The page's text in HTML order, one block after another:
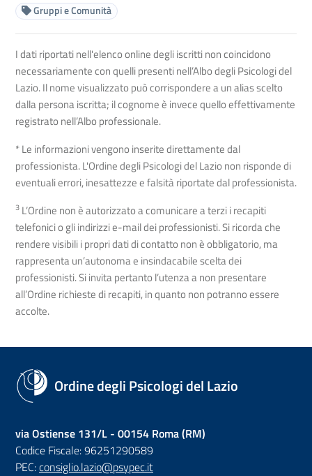
Gruppi e Comunità
I dati riportati nell'elenco online degli iscritti non coincidono
necessariamente con quelli presenti nell’Albo degli Psicologi del
Lazio. Il nome visualizzato può corrispondere a un alias scelto
dalla persona iscritta; il cognome è invece quello effettivamente
registrato nell’Albo professionale.
* Le informazioni vengono inserite direttamente dal
professionista. L'Ordine degli Psicologi del Lazio non risponde di
eventuali errori, inesattezze e falsità riportate dal professionista.
3 L’Ordine non è autorizzato a comunicare a terzi i recapiti
telefonici o gli indirizzi e-mail dei professionisti. Si ricorda che
rendere visibili i propri dati di contatto non è obbligatorio, ma
rappresenta un’autonoma e insindacabile scelta dei
professionisti. Si invita pertanto l’utenza a non presentare
all’Ordine richieste di recapiti, in quanto non potranno essere
accolte.
Ordine degli Psicologi del Lazio
via Ostiense 131/L - 00154 Roma (RM)
Codice Fiscale: 96251290589
PEC:consiglio.lazio@psypec.it